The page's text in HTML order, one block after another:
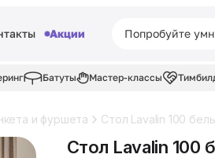
Акции
Батуты Мастер-классы
и фуршета Стол Lavalin 100
Стол Lavalin 100